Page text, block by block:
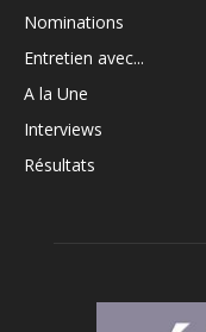
Nominations
Entretien avec...
A la Une
Interviews
Résultats